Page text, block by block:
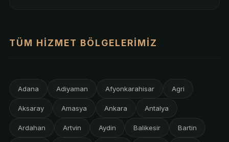
TÜM HIZMET BÖLGELERIMIZ
Adana Adiyaman Afyonkarahisar Agri
Aksaray Amasya Ankara Antalya
Ardahan Artvin Aydin Balikesir Bartin